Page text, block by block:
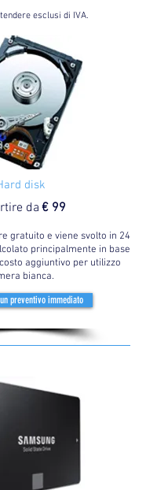
esclusi di IVA.
disk
da € 99
gratuito e viene svolto in 24
principalmente in base
aggiuntivo per utilizzo
bianca.
preventivo immediato